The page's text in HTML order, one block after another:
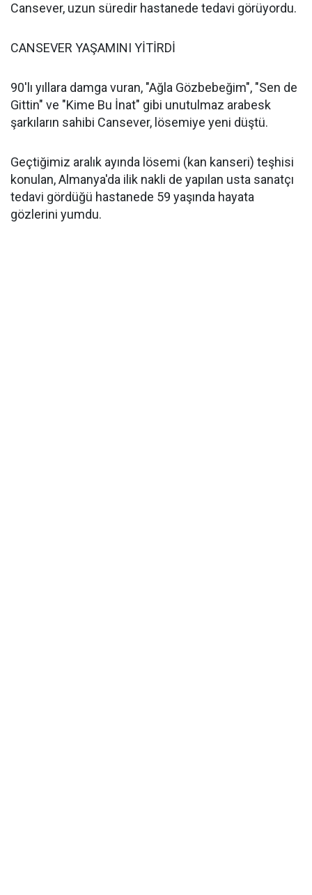
Cansever, uzun süredir hastanede tedavi görüyordu.
CANSEVER YAŞAMINI YİTİRDİ
90'lı yıllara damga vuran, "Ağla Gözbebeğim", "Sen de
Gittin" ve "Kime Bu İnat" gibi unutulmaz arabesk
şarkıların sahibi Cansever, lösemiye yeni düştü.
Geçtiğimiz aralık ayında lösemi (kan kanseri) teşhisi
konulan, Almanya'da ilik nakli de yapılan usta sanatçı
tedavi gördüğü hastanede 59 yaşında hayata
gözlerini yumdu.